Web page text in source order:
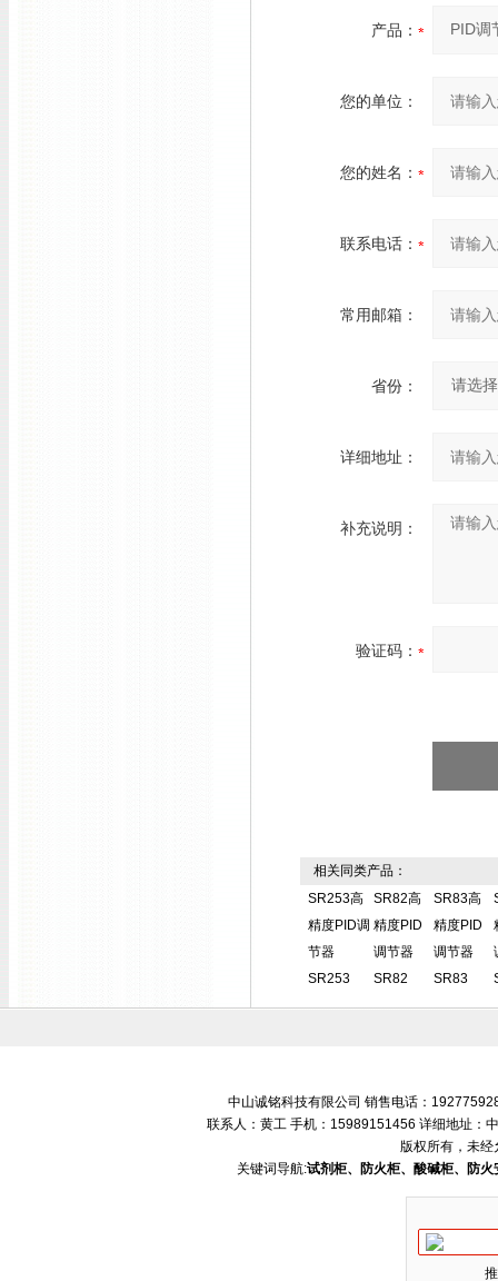
产品：
您的单位：
您的姓名：
联系电话：
常用邮箱：
省份：
详细地址：
补充说明：
验证码：
相关同类产品：
SR253高
精度PID调
节器
SR253
SR82高
精度PID
调节器
SR82
SR83高
精度PID
调节器
SR83
中山诚铭科技有限公司 销售电话：
联系人：黄工 手机：15989151456 详细地址：
版权所有，未经
关键词导航:试剂柜、防火柜、酸碱柜、防